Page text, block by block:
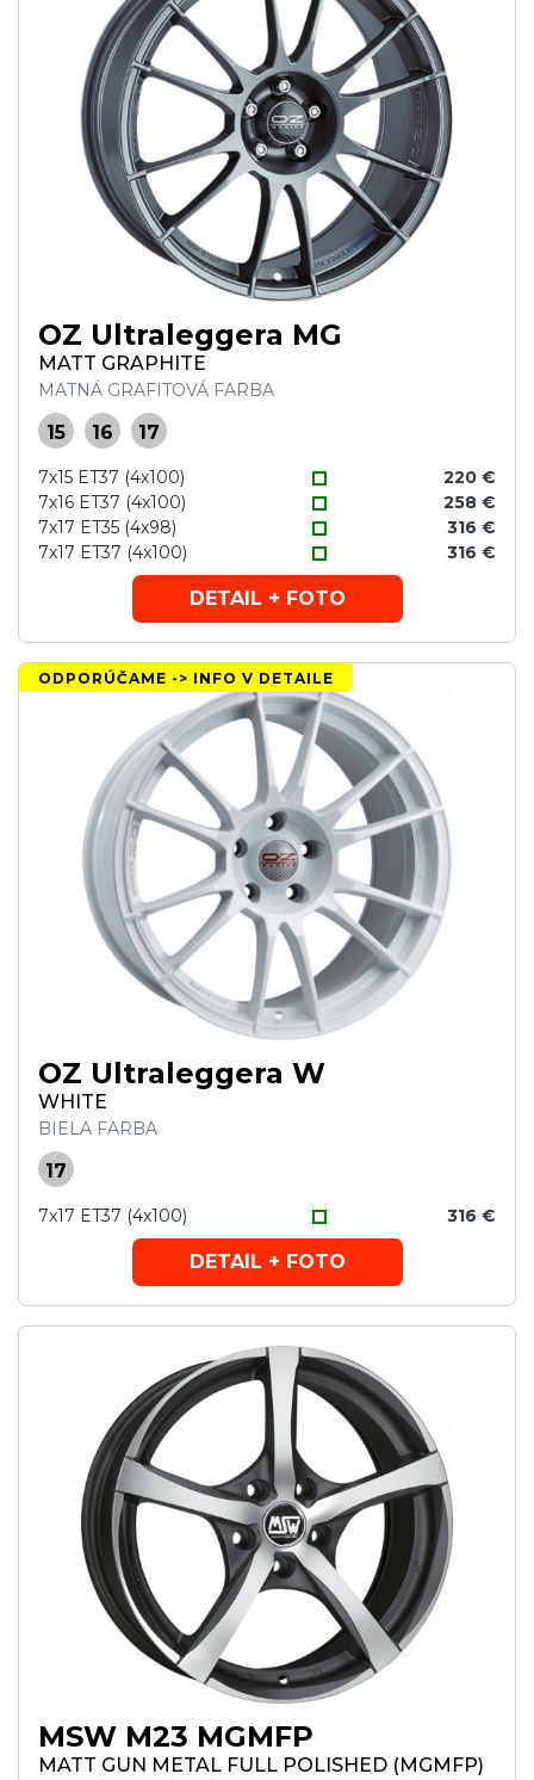
OZ Ultraleggera MG
MATT GRAPHITE
MATNÁ GRAFITOVÁ FARBA
15 16 17
7x15 ET37 (4x100)
220 €
7x16 ET37 (4x100)
258 €
7x17 ET35 (4x98)
316 €
7x17 ET37 (4x100)
316 €
DETAIL + FOTO
ODPORÚČAME -> INFO V DETAILE
OZ Ultraleggera W
WHITE
BIELA FARBA
17
7x17 ET37 (4x100) 316 €
DETAIL + FOTO
MSW M23 MGMFP
MATT GUN METAL FULL POLISHED (MGMFP)